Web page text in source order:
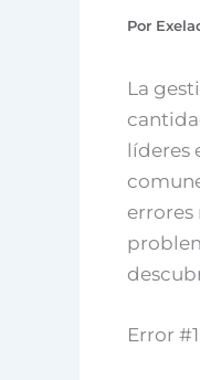
Por
La
líderes
errores
Error